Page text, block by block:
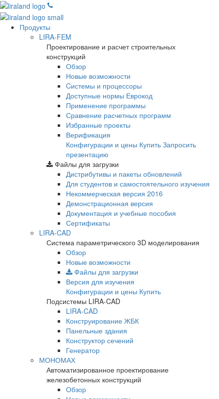
Продукты
LIRA-FEM
Проектирование и расчет строительных
конструкций
Обзор
Новые возможности
Cистемы и процессоры
Доступные нормы Еврокод
Применение программы
Сравнение расчетных программ
Избранные проекты
Верификация
Конфигурации и цены Купить Запросить
презентацию
Файлы для загрузки
Дистрибутивы и пакеты обновлений
Для студентов и самостоятельного изучения
Некоммерческая версия 2016
Демонстрационная версия
Документация и учебные пособия
Сертификаты
LIRA-CAD
Система параметрического 3D моделирования
Обзор
Новые возможности
Файлы для загрузки
Версия для изучения
Конфигурации и цены Купить
Подсистемы LIRA-CAD
LIRA-CAD
Конструирование ЖБК
Панельные здания
Конструктор сечений
Генератор
МОНОМАХ
Автоматизированное проектирование
железобетонных конструкций
Обзор